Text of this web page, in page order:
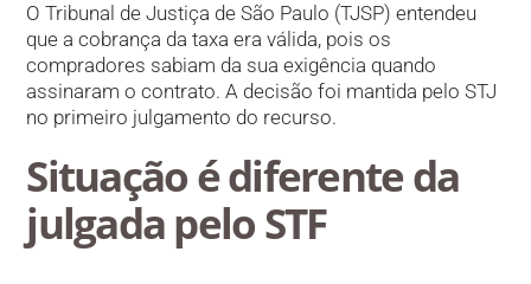
O Tribunal de Justiça de São Paulo (TJSP) entendeu
que a cobrança da taxa era válida, pois os
compradores sabiam da sua exigência quando
assinaram o contrato. A decisão foi mantida pelo STJ
no primeiro julgamento do recurso.
Situação é diferente da
julgada pelo STF